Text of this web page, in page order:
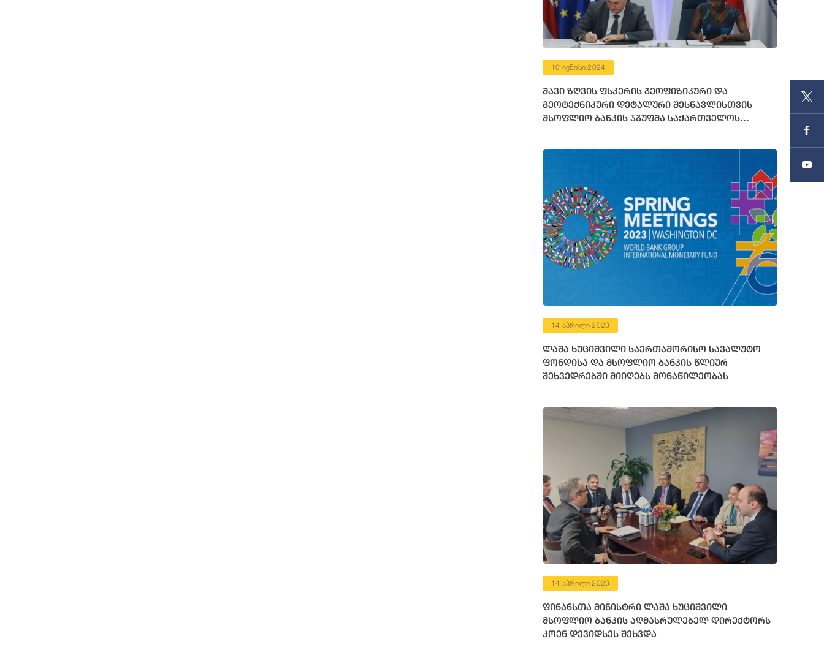
10 ივნისი 2024
შავი ზღვის ფსკერის გეოფიზიკური და
გეოტექნიკური დეტალური შესწავლისთვის
მსოფლიო ბანკის ჯგუფმა საქართველოს
14 აპრილი 2023
ლაშა ხუციშვილი საერთაშორისო სავალუტო
ფონდისა და მსოფლიო ბანკის წლიურ
შეხვედრებში მიიღებს მონაწილეობას
14 აპრილი 2023
ფინანსთა მინისტრი ლაშა ხუციშვილი
მსოფლიო ბანკის აღმასრულებელ დირექტორს
კოენ დევიდსეს შეხვდა